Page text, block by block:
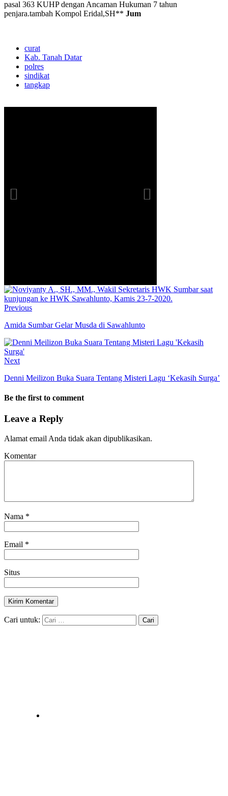
pasal 363 KUHP dengan Ancaman Hukuman 7 tahun
penjara.tambah Kompol Eridal,SH** Jum
curat
Kab. Tanah Datar
polres
sindikat
tangkap
Previous
Amida Sumbar Gelar Musda di Sawahlunto
Next
Denni Meilizon Buka Suara Tentang Misteri Lagu ‘Kekasih Surga’
Be the first to comment
Leave a Reply
Alamat email Anda tidak akan dipublikasikan.
Komentar
Nama *
Email *
Situs
Cari untuk: